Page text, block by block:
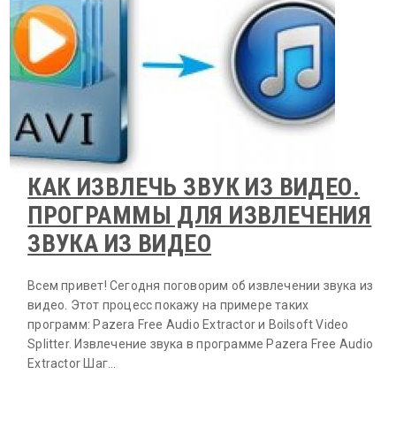
КАК ИЗВЛЕЧЬ ЗВУК ИЗ ВИДЕО.
ПРОГРАММЫ ДЛЯ ИЗВЛЕЧЕНИЯ
ЗВУКА ИЗ ВИДЕО
Всем привет! Сегодня поговорим об извлечении звука из
видео. Этот процесс покажу на примере таких
программ: Pazera Free Audio Extractor и Boilsoft Video
Splitter. Извлечение звука в программе Pazera Free Audio
Extractor Шаг…